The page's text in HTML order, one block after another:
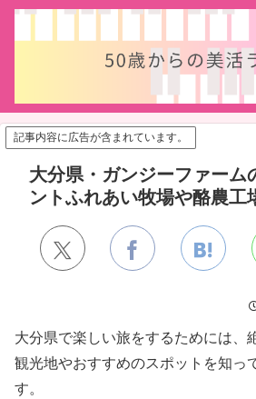
記事内容に広告が含まれています。
大分県・ガンジーファーム
ントふれあい牧場や酪農工
大分県で楽しい旅をするためには、
観光地やおすすめのスポットを知っ
す。